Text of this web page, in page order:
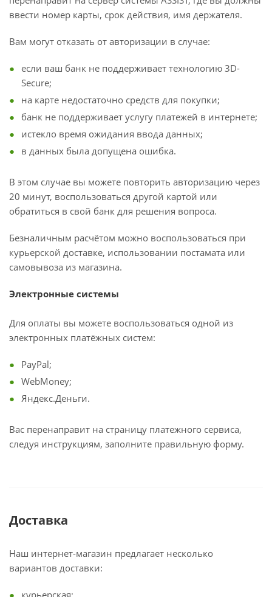
ввести номер карты, срок действия, имя держателя.
Вам могут отказать от авторизации в случае:
если ваш банк не поддерживает технологию 3D-
Secure;
на карте недостаточно средств для покупки;
банк не поддерживает услугу платежей в интернете;
истекло время ожидания ввода данных;
в данных была допущена ошибка.
В этом случае вы можете повторить авторизацию через
20 минут, воспользоваться другой картой или
обратиться в свой банк для решения вопроса.
Безналичным расчётом можно воспользоваться при
курьерской доставке, использовании постамата или
самовывоза из магазина.
Электронные системы
Для оплаты вы можете воспользоваться одной из
электронных платёжных систем:
PayPal;
WebMoney;
Яндекс.Деньги.
Вас перенаправит на страницу платежного сервиса,
следуя инструкциям, заполните правильную форму.
Доставка
Наш интернет-магазин предлагает несколько
вариантов доставки:
курьерская;